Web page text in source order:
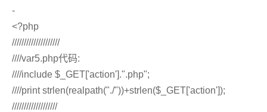
-
<?php
////////////////////
////var5.php代码:
////include $_GET['action'].".php";
////print strlen(realpath("./"))+strlen($_GET['action']);
///////////////////